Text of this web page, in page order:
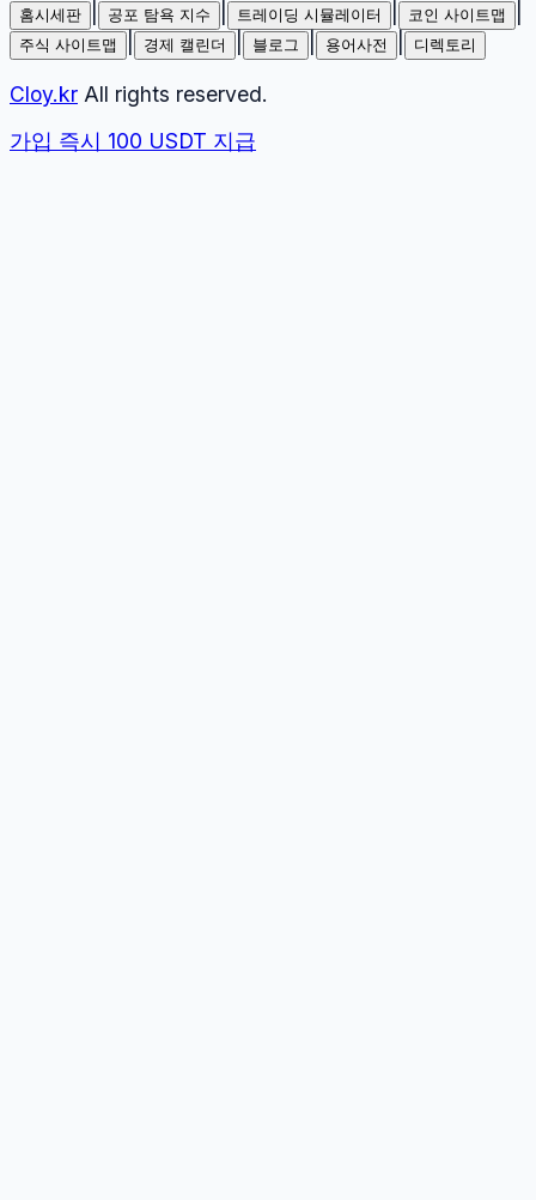
홈시세판 공포 탐욕 지수 트레이딩 시뮬레이터 코인 사이트맵
주식 사이트맵 경제 캘린더 블로그 용어사전 디렉토리
Cloy.kr All rights reserved.
가입 즉시 100 USDT 지급